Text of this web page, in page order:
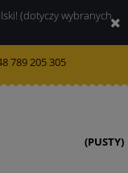
(dotyczy wybranych
789 205 305
(PUSTY)